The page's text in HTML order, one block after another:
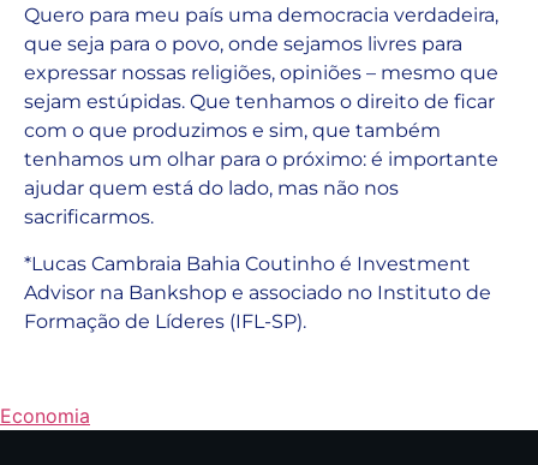
Quero para meu país uma democracia verdadeira,
que seja para o povo, onde sejamos livres para
expressar nossas religiões, opiniões – mesmo que
sejam estúpidas. Que tenhamos o direito de ficar
com o que produzimos e sim, que também
tenhamos um olhar para o próximo: é importante
ajudar quem está do lado, mas não nos
sacrificarmos.
*Lucas Cambraia Bahia Coutinho é Investment
Advisor na Bankshop e associado no Instituto de
Formação de Líderes (IFL-SP).
Economia